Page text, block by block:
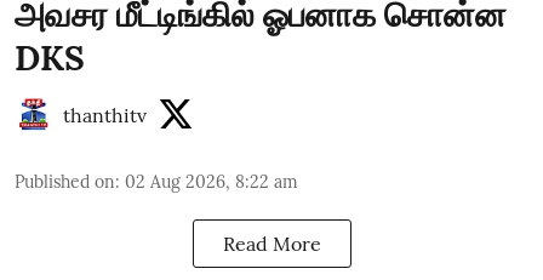
அவசர மீட்டிங்கில் ஓபனாக சொன்ன
DKS
thanthitv
Published on: 02 Aug 2026, 8:22 am
Read More